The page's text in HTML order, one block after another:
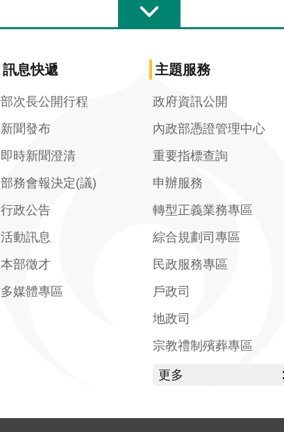
訊息快遞
部次長公開行程
新聞發布
即時新聞澄清
部務會報決定(議)
行政公告
活動訊息
本部徵才
多媒體專區
主題服務
政府資訊公開
內政部憑證管理中心
重要指標查詢
申辦服務
轉型正義業務專區
綜合規劃司專區
民政服務專區
戶政司
地政司
宗教禮制殯葬專區
更多